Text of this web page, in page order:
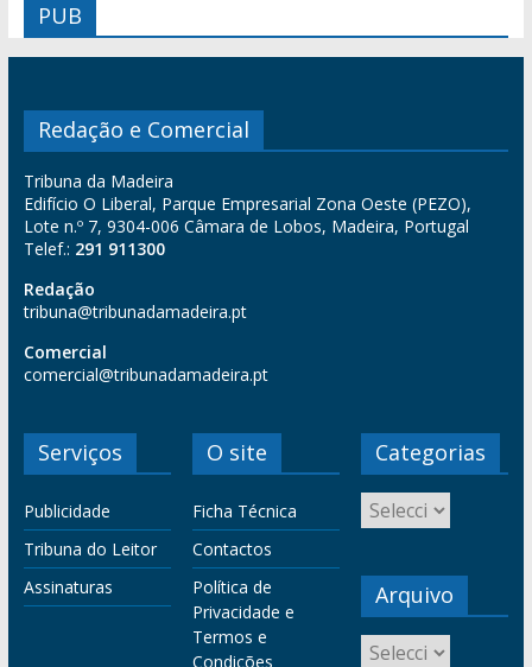
PUB
Redação e Comercial
Tribuna da Madeira
Edifício O Liberal, Parque Empresarial Zona Oeste (PEZO),
Lote n.º 7, 9304-006 Câmara de Lobos, Madeira, Portugal
Telef.: 291 911300
Redação
tribuna@tribunadamadeira.pt
Comercial
comercial@tribunadamadeira.pt
Serviços
Publicidade
Tribuna do Leitor
Assinaturas
O site
Ficha Técnica
Contactos
Política de
Privacidade e
Termos e
Condições
Categorias
Arquivo